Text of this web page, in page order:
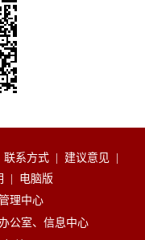
联系方式 建议意见
电脑版
理中心
公室、信息中心